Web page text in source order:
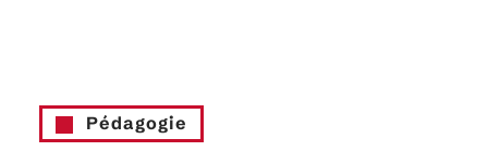
Pédagogie